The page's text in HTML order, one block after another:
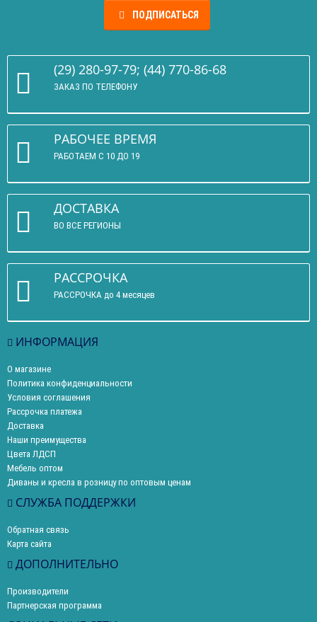
ПОДПИСАТЬСЯ
(29) 280-97-79; (44) 770-86-68
ЗАКАЗ ПО ТЕЛЕФОНУ
РАБОЧЕЕ ВРЕМЯ
РАБОТАЕМ С 10 ДО 19
ДОСТАВКА
ВО ВСЕ РЕГИОНЫ
РАССРОЧКА
РАССРОЧКА до 4 месяцев
ИНФОРМАЦИЯ
О магазине
Политика конфиденциальности
Условия соглашения
Рассрочка платежа
Доставка
Наши преимущества
Цвета ЛДСП
Мебель оптом
Диваны и кресла в розницу по оптовым ценам
СЛУЖБА ПОДДЕРЖКИ
Обратная связь
Карта сайта
ДОПОЛНИТЕЛЬНО
Производители
Партнерская программа